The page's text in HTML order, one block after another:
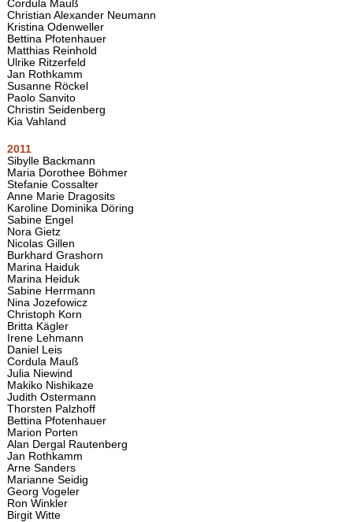
Cordula Mauß
Christian Alexander Neumann
Kristina Odenweller
Bettina Pfotenhauer
Matthias Reinhold
Ulrike Ritzerfeld
Jan Rothkamm
Susanne Röckel
Paolo Sanvito
Christin Seidenberg
Kia Vahland
2011
Sibylle Backmann
Maria Dorothee Böhmer
Stefanie Cossalter
Anne Marie Dragosits
Karoline Dominika Döring
Sabine Engel
Nora Gietz
Nicolas Gillen
Burkhard Grashorn
Marina Haiduk
Marina Heiduk
Sabine Herrmann
Nina Jozefowicz
Christoph Korn
Britta Kägler
Irene Lehmann
Daniel Leis
Cordula Mauß
Julia Niewind
Makiko Nishikaze
Judith Ostermann
Thorsten Palzhoff
Bettina Pfotenhauer
Marion Porten
Alan Dergal Rautenberg
Jan Rothkamm
Arne Sanders
Marianne Seidig
Georg Vogeler
Ron Winkler
Birgit Witte